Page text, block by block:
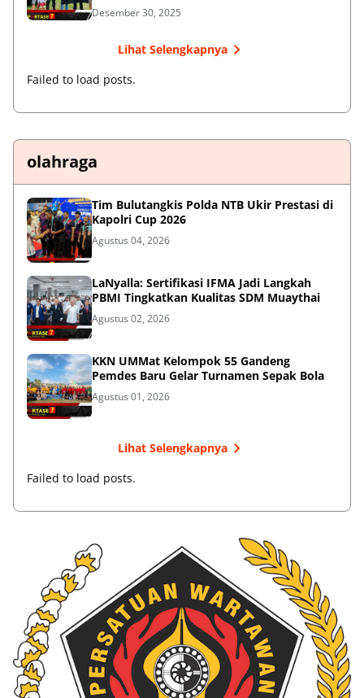
Desember 30, 2025
Lihat Selengkapnya
Failed to load posts.
olahraga
Tim Bulutangkis Polda NTB Ukir Prestasi di
Kapolri Cup 2026
Agustus 04, 2026
LaNyalla: Sertifikasi IFMA Jadi Langkah
PBMI Tingkatkan Kualitas SDM Muaythai
Agustus 02, 2026
KKN UMMat Kelompok 55 Gandeng
Pemdes Baru Gelar Turnamen Sepak Bola
Agustus 01, 2026
Lihat Selengkapnya
Failed to load posts.